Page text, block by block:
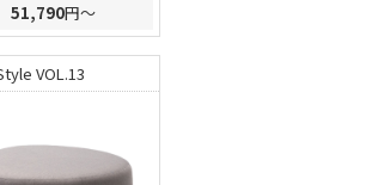
51,790円～
VOL.13